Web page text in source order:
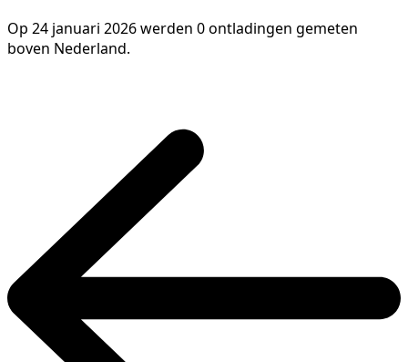
Op 24 januari 2026 werden 0 ontladingen gemeten
boven Nederland.